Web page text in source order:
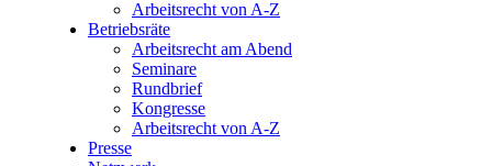
Arbeitsrecht von A-Z
Betriebsräte
Arbeitsrecht am Abend
Seminare
Rundbrief
Kongresse
Arbeitsrecht von A-Z
Presse